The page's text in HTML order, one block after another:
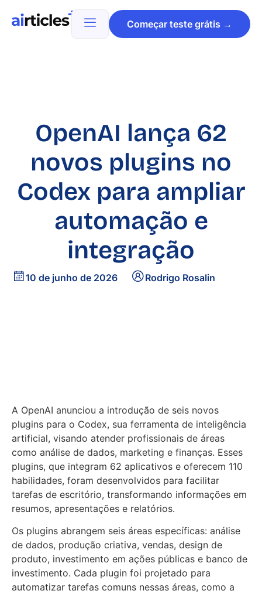
Começar teste grátis →
OpenAI lança 62
novos plugins no
Codex para ampliar
automação e
integração
10 de junho de 2026 Rodrigo Rosalin
A OpenAI anunciou a introdução de seis novos
plugins para o Codex, sua ferramenta de inteligência
artificial, visando atender profissionais de áreas
como análise de dados, marketing e finanças. Esses
plugins, que integram 62 aplicativos e oferecem 110
habilidades, foram desenvolvidos para facilitar
tarefas de escritório, transformando informações em
resumos, apresentações e relatórios.
Os plugins abrangem seis áreas específicas: análise
de dados, produção criativa, vendas, design de
produto, investimento em ações públicas e banco de
investimento. Cada plugin foi projetado para
automatizar tarefas comuns nessas áreas, como a